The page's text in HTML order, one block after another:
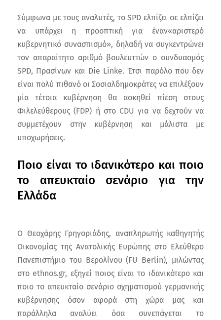
Σύμφωνα με τους αναλυτές, το SPD ελπίζει σε ελπίζει
να υπάρχει η προοπτική για έναν«αριστερό
κυβερνητικό συνασπισμό», δηλαδή να συγκεντρώνει
τον απαραίτητο αριθμό βουλευττών ο συνδυασμός
SPD, Πρασίνων και Die Linke. Έτσι παρόλο που δεν
είναι πολύ πιθανό οι Σοσιαλδημοκράτες να επιλέξουν
μία τέτοια κυβέρνηση θα ασκηθεί πίεση στους
Φιλελεύθερους (FDP) ή στο CDU για να δεχτούν να
συμμετέχουν στην κυβέρνηση και μάλιστα με
υποχωρήσεις.
Ποιο είναι το ιδανικότερο και ποιο
το απευκταίο σενάριο για την
Ελλάδα
Ο Θεοχάρης Γρηγοριάδης, αναπληρωτής καθηγητής
Οικονομίας της Ανατολικής Ευρώπης στο Ελεύθερο
Πανεπιστήμιο του Βερολίνου (FU Berlin), μιλώντας
στο ethnos.gr, εξηγεί ποιος είναι το ιδανικότερο και
ποιο το απευκταίο σενάριο σχηματισμού γερμανικής
κυβέρνησης όσον αφορά στη χώρα μας και
παράλληλα αναλύει όσα συνεπάγεται το